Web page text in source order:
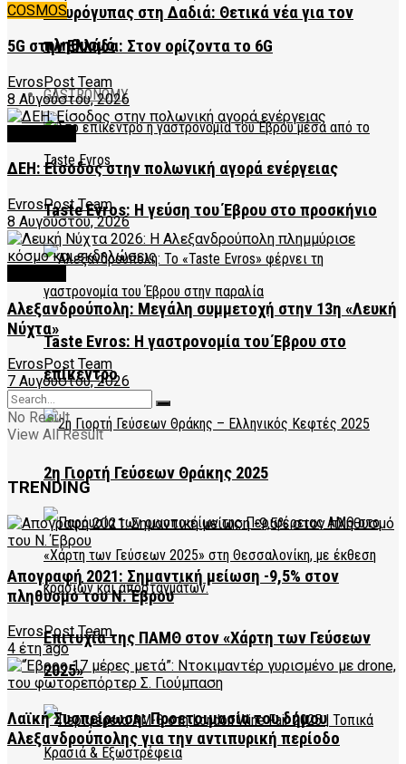
Μαυρόγυπας στη Δαδιά: Θετικά νέα για τον
πληθυσμό
GASTRONOMY
Taste Evros: Η γεύση του Έβρου στο προσκήνιο
Taste Evros: Η γαστρονομία του Έβρου στο
επίκεντρο
2η Γιορτή Γεύσεων Θράκης 2025
Επιτυχία της ΠΑΜΘ στον «Χάρτη των Γεύσεων
2025»
COSMOS
5G στην Ελλάδα: Στον ορίζοντα το 6G
EvrosPost Team
8 Αυγούστου, 2026
ΔΕΗ: Είσοδος στην πολωνική αγορά ενέργειας
EvrosPost Team
8 Αυγούστου, 2026
Αλεξανδρούπολη: Μεγάλη συμμετοχή στην 13η «Λευκή
Νύχτα»
EvrosPost Team
7 Αυγούστου, 2026
No Result
View All Result
TRENDING
Απογραφή 2021: Σημαντική μείωση -9,5% στον
πληθυσμό του Ν. Έβρου
EvrosPost Team
4 έτη ago
Λαϊκή Συσπείρωση: Προετοιμασία του δήμου
Αλεξανδρούπολης για την αντιπυρική περίοδο